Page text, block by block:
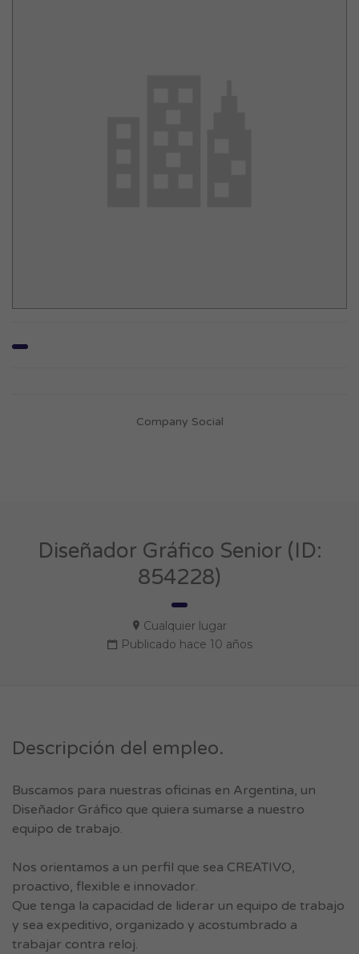
Company Social
Diseñador Gráfico Senior (ID:
854228)
Cualquier lugar
Publicado hace 10 años
Descripción del empleo.
Buscamos para nuestras oficinas en Argentina, un
Diseñador Gráfico que quiera sumarse a nuestro
equipo de trabajo.
Nos orientamos a un perfil que sea CREATIVO,
proactivo, flexible e innovador.
Que tenga la capacidad de liderar un equipo de trabajo
y sea expeditivo, organizado y acostumbrado a
trabajar contra reloj.